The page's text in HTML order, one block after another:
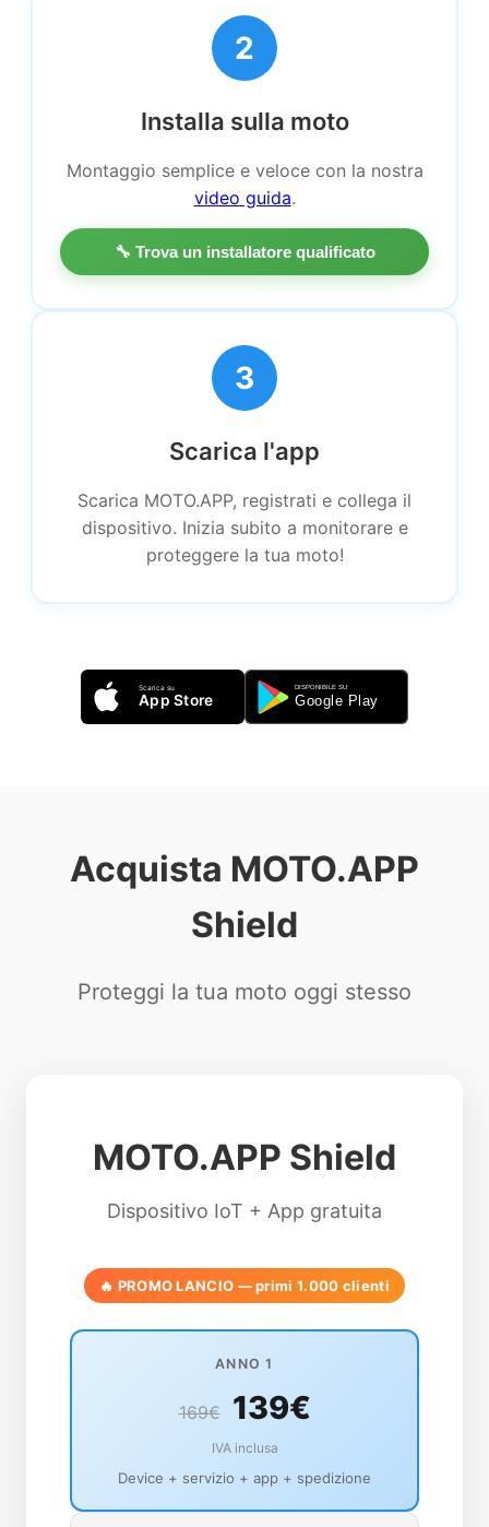
2
Installa sulla moto
Montaggio semplice e veloce con la nostra
video guida.
🔧 Trova un installatore qualificato
3
Scarica l'app
Scarica MOTO.APP, registrati e collega il
dispositivo. Inizia subito a monitorare e
proteggere la tua moto!
Acquista MOTO.APP
Shield
Proteggi la tua moto oggi stesso
MOTO.APP Shield
Dispositivo IoT + App gratuita
🔥 PROMO LANCIO — primi 1.000 clienti
ANNO 1
169€ 139€
IVA inclusa
Device + servizio + app + spedizione